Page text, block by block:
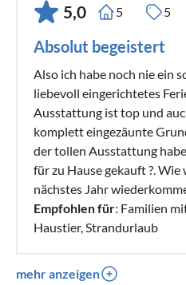
5,0 5 5
Absolut begeistert
Also ich habe noch nie ein
liebevoll eingerichtetes
Ausstattung ist top und
komplett eingezäunte
der tollen Ausstattung
für zu Hause gekauft ?.
nächstes Jahr
Empfohlen für: Familien
Haustier, Strandurlaub
mehr anzeigen